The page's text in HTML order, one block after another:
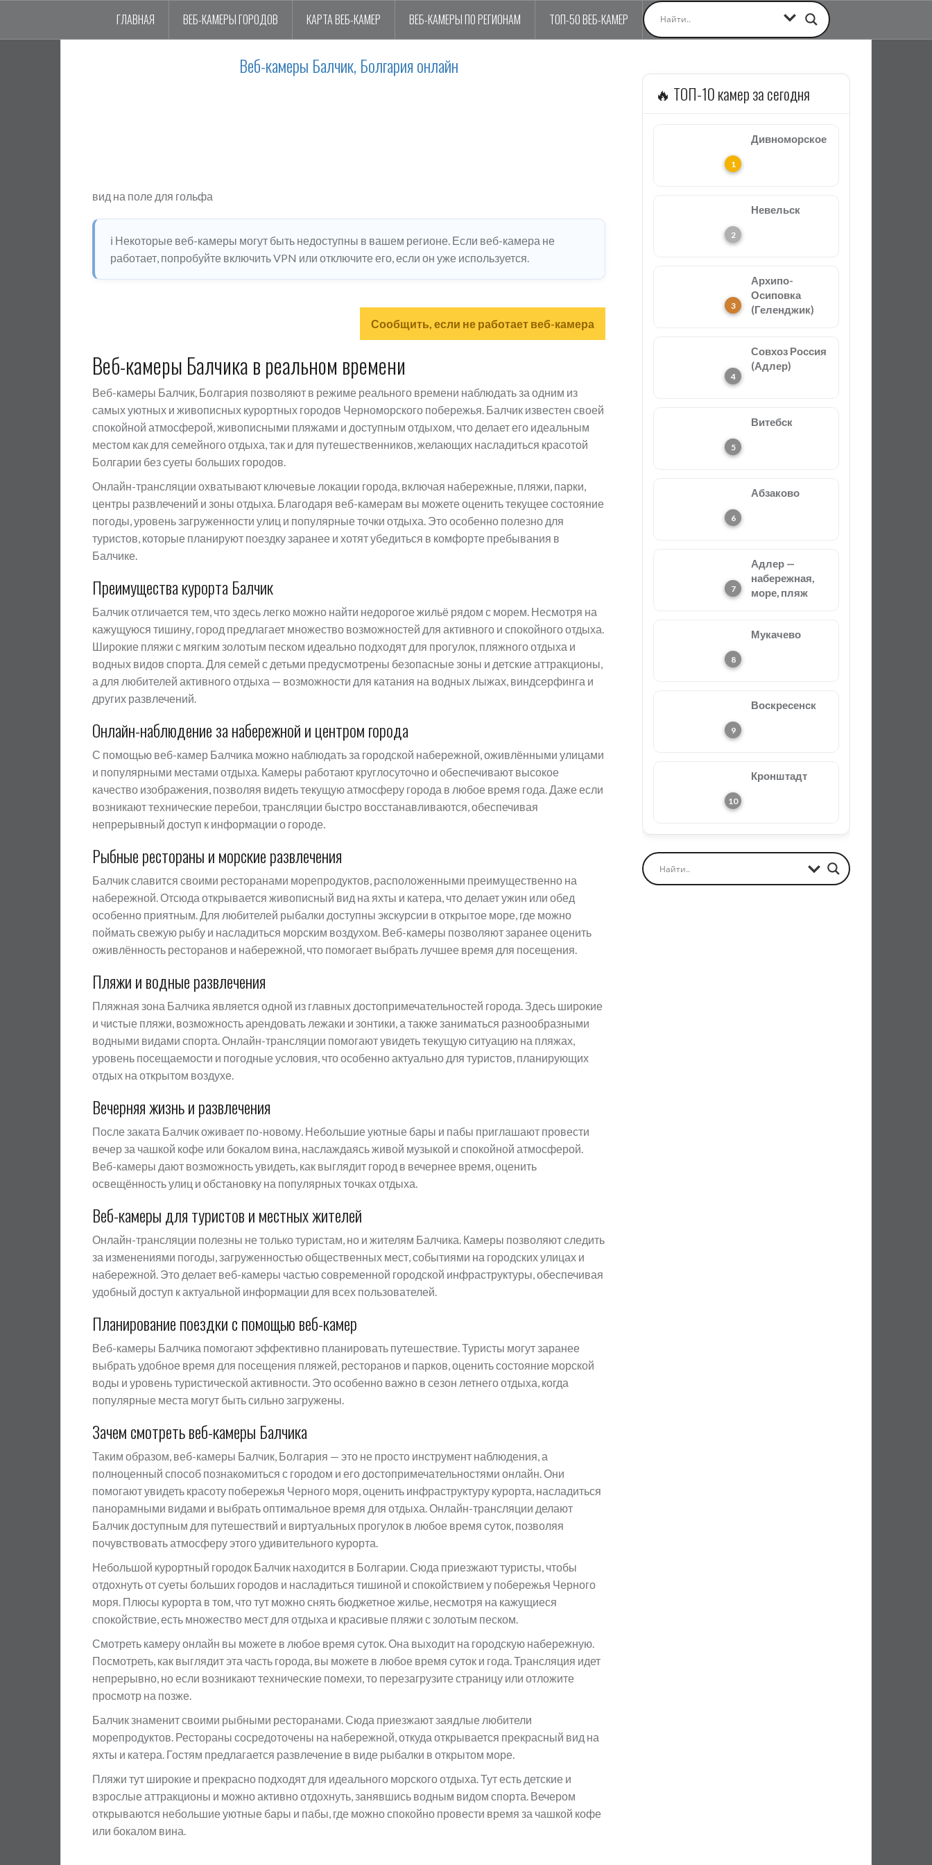
ГЛАВНАЯ ВЕБ-КАМЕРЫ ГОРОДОВ КАРТА ВЕБ-КАМЕР ВЕБ-КАМЕРЫ ПО РЕГИОНАМ ТОП-50 ВЕБ-КАМЕР
Веб-камеры Балчик, Болгария онлайн
вид на поле для гольфа
ℹ️ Некоторые веб-камеры могут быть недоступны в вашем регионе. Если веб-камера не
работает, попробуйте включить VPN или отключите его, если он уже используется.
Сообщить, если не работает веб-камера
Веб-камеры Балчика в реальном времени
Веб-камеры Балчик, Болгария позволяют в режиме реального времени наблюдать за одним из
самых уютных и живописных курортных городов Черноморского побережья. Балчик известен своей
спокойной атмосферой, живописными пляжами и доступным отдыхом, что делает его идеальным
местом как для семейного отдыха, так и для путешественников, желающих насладиться красотой
Болгарии без суеты больших городов.
Онлайн-трансляции охватывают ключевые локации города, включая набережные, пляжи, парки,
центры развлечений и зоны отдыха. Благодаря веб-камерам вы можете оценить текущее состояние
погоды, уровень загруженности улиц и популярные точки отдыха. Это особенно полезно для
туристов, которые планируют поездку заранее и хотят убедиться в комфорте пребывания в
Балчике.
Преимущества курорта Балчик
Балчик отличается тем, что здесь легко можно найти недорогое жильё рядом с морем. Несмотря на
кажущуюся тишину, город предлагает множество возможностей для активного и спокойного отдыха.
Широкие пляжи с мягким золотым песком идеально подходят для прогулок, пляжного отдыха и
водных видов спорта. Для семей с детьми предусмотрены безопасные зоны и детские аттракционы,
а для любителей активного отдыха — возможности для катания на водных лыжах, виндсерфинга и
других развлечений.
Онлайн-наблюдение за набережной и центром города
С помощью веб-камер Балчика можно наблюдать за городской набережной, оживлёнными улицами
и популярными местами отдыха. Камеры работают круглосуточно и обеспечивают высокое
качество изображения, позволяя видеть текущую атмосферу города в любое время года. Даже если
возникают технические перебои, трансляции быстро восстанавливаются, обеспечивая
непрерывный доступ к информации о городе.
Рыбные рестораны и морские развлечения
Балчик славится своими ресторанами морепродуктов, расположенными преимущественно на
набережной. Отсюда открывается живописный вид на яхты и катера, что делает ужин или обед
особенно приятным. Для любителей рыбалки доступны экскурсии в открытое море, где можно
поймать свежую рыбу и насладиться морским воздухом. Веб-камеры позволяют заранее оценить
оживлённость ресторанов и набережной, что помогает выбрать лучшее время для посещения.
Пляжи и водные развлечения
Пляжная зона Балчика является одной из главных достопримечательностей города. Здесь широкие
и чистые пляжи, возможность арендовать лежаки и зонтики, а также заниматься разнообразными
водными видами спорта. Онлайн-трансляции помогают увидеть текущую ситуацию на пляжах,
уровень посещаемости и погодные условия, что особенно актуально для туристов, планирующих
отдых на открытом воздухе.
Вечерняя жизнь и развлечения
После заката Балчик оживает по-новому. Небольшие уютные бары и пабы приглашают провести
вечер за чашкой кофе или бокалом вина, наслаждаясь живой музыкой и спокойной атмосферой.
Веб-камеры дают возможность увидеть, как выглядит город в вечернее время, оценить
освещённость улиц и обстановку на популярных точках отдыха.
Веб-камеры для туристов и местных жителей
Онлайн-трансляции полезны не только туристам, но и жителям Балчика. Камеры позволяют следить
за изменениями погоды, загруженностью общественных мест, событиями на городских улицах и
набережной. Это делает веб-камеры частью современной городской инфраструктуры, обеспечивая
удобный доступ к актуальной информации для всех пользователей.
Планирование поездки с помощью веб-камер
Веб-камеры Балчика помогают эффективно планировать путешествие. Туристы могут заранее
выбрать удобное время для посещения пляжей, ресторанов и парков, оценить состояние морской
воды и уровень туристической активности. Это особенно важно в сезон летнего отдыха, когда
популярные места могут быть сильно загружены.
Зачем смотреть веб-камеры Балчика
Таким образом, веб-камеры Балчик, Болгария — это не просто инструмент наблюдения, а
полноценный способ познакомиться с городом и его достопримечательностями онлайн. Они
помогают увидеть красоту побережья Черного моря, оценить инфраструктуру курорта, насладиться
панорамными видами и выбрать оптимальное время для отдыха. Онлайн-трансляции делают
Балчик доступным для путешествий и виртуальных прогулок в любое время суток, позволяя
почувствовать атмосферу этого удивительного курорта.
Небольшой курортный городок Балчик находится в Болгарии. Сюда приезжают туристы, чтобы
отдохнуть от суеты больших городов и насладиться тишиной и спокойствием у побережья Черного
моря. Плюсы курорта в том, что тут можно снять бюджетное жилье, несмотря на кажущиеся
спокойствие, есть множество мест для отдыха и красивые пляжи с золотым песком.
Смотреть камеру онлайн вы можете в любое время суток. Она выходит на городскую набережную.
Посмотреть, как выглядит эта часть города, вы можете в любое время суток и года. Трансляция идет
непрерывно, но если возникают технические помехи, то перезагрузите страницу или отложите
просмотр на позже.
Балчик знаменит своими рыбными ресторанами. Сюда приезжают заядлые любители
морепродуктов. Рестораны сосредоточены на набережной, откуда открывается прекрасный вид на
яхты и катера. Гостям предлагается развлечение в виде рыбалки в открытом море.
Пляжи тут широкие и прекрасно подходят для идеального морского отдыха. Тут есть детские и
взрослые аттракционы и можно активно отдохнуть, занявшись водным видом спорта. Вечером
открываются небольшие уютные бары и пабы, где можно спокойно провести время за чашкой кофе
или бокалом вина.
🔥 ТОП-10 камер за сегодня
Дивноморское
Невельск
Архипо-
Осиповка
(Геленджик)
Совхоз Россия
(Адлер)
Витебск
Абзаково
Адлер —
набережная,
море, пляж
Мукачево
Воскресенск
Кронштадт